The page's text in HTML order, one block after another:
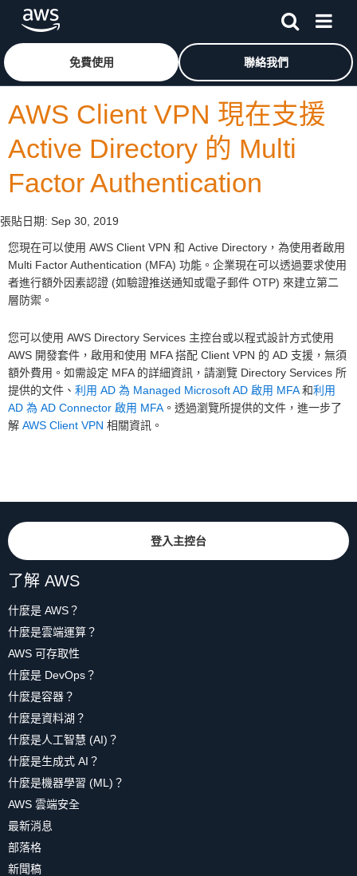
跳至主要內容按一下這裡可返回 Amazon Web Services 首頁
免費使用 聯絡我們
AWS Client VPN 現在支援
Active Directory 的 Multi
Factor Authentication
張貼日期: Sep 30, 2019
您現在可以使用 AWS Client VPN 和 Active Directory，為使用者啟用
Multi Factor Authentication (MFA) 功能。企業現在可以透過要求使用
者進行額外因素認證 (如驗證推送通知或電子郵件 OTP) 來建立第二
層防禦。
您可以使用 AWS Directory Services 主控台或以程式設計方式使用
AWS 開發套件，啟用和使用 MFA 搭配 Client VPN 的 AD 支援，無須
額外費用。如需設定 MFA 的詳細資訊，請瀏覽 Directory Services 所
提供的文件、 利用 AD 為 Managed Microsoft AD 啟用 MFA和利用
AD 為 AD Connector 啟用 MFA 。透過瀏覽所提供的文件，進一步了
解 AWS Client VPN 相關資訊。
登入主控台
了解 AWS
什麼是 AWS？
什麼是雲端運算？
AWS 可存取性
什麼是 DevOps？
什麼是容器？
什麼是資料湖？
什麼是人工智慧 (AI)？
什麼是生成式 AI？
什麼是機器學習 (ML)？
AWS 雲端安全
最新消息
部落格
新聞稿